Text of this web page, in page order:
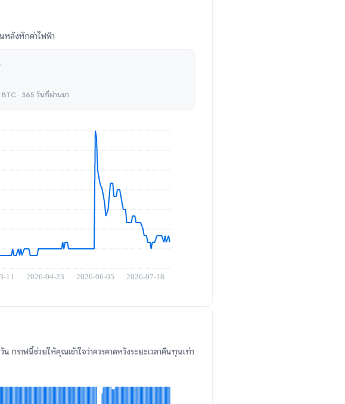
หลังหักค่าไฟฟ้า
· 365 วันที่ผ่านมา
กราฟนี้ช่วยให้คุณเข้าใจว่าควรคาดหวังระยะเวลาคืนทุนเท่า